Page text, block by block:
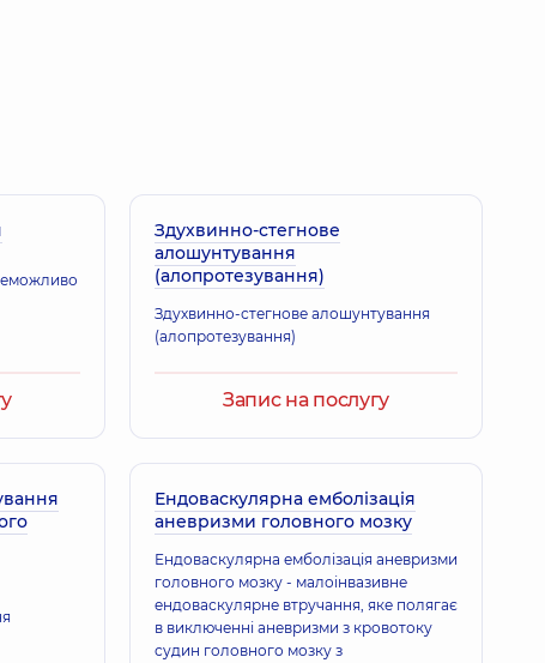
Здухвинно-стегнове
алошунтування
(алопротезування)
Здухвинно-стегнове алошунтування
(алопротезування)
Запис на послугу
Ендоваскулярна емболізація
аневризми головного мозку
Ендоваскулярна емболізація аневризми
головного мозку - малоінвазивне
ендоваскулярне втручання, яке полягає
в виключенні аневризми з кровотоку
судин головного мозку з